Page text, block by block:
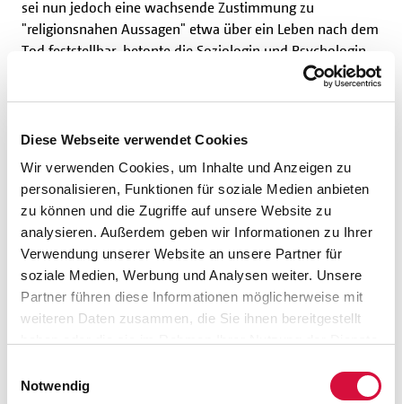
Diese Webseite verwendet Cookies
Wir verwenden Cookies, um Inhalte und Anzeigen zu
personalisieren, Funktionen für soziale Medien anbieten
zu können und die Zugriffe auf unsere Website zu
analysieren. Außerdem geben wir Informationen zu Ihrer
Verwendung unserer Website an unsere Partner für
soziale Medien, Werbung und Analysen weiter. Unsere
Partner führen diese Informationen möglicherweise mit
weiteren Daten zusammen, die Sie ihnen bereitgestellt
Cookies, wenn Sie unsere Webseite weiterhin nutzen.
Notwendig
sei nun jedoch eine wachsende Zustimmung zu
"religionsnahen Aussagen" etwa über ein Leben nach dem
Tod feststellbar, betonte die Soziologin und Psychologin.
Diese Jüngeren schätzten Religion "als Kulturgut,
ästhetische Erfahrung, gesellschaftliche Utopie oder
Auch mit Künstlicher Intelligenz (KI) machen viele
Menschen nach Erkenntnissen derReligionspädagogin
Birte Platowreligionsartige Erfahrungen. Sie nähmen die
allwissend scheinenden Anwendungen dieser
Technologie in Alltag und Wissenschaft wie eine göttliche
Macht war, berichtete die Professorin der Technischen
Universität Dresden. Die Kirchen könnten
"Anknüpfungspunkte" in dieser Entwicklung suchen und
Nichtglaubenden nicht nur religionswissenschaftlich oder